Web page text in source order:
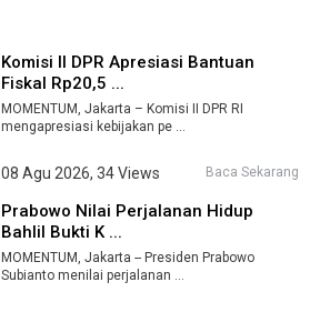
Komisi II DPR Apresiasi Bantuan
Fiskal Rp20,5 ...
MOMENTUM, Jakarta – Komisi II DPR RI
mengapresiasi kebijakan pe ...
08 Agu 2026, 34 Views Baca Sekarang
Prabowo Nilai Perjalanan Hidup
Bahlil Bukti K ...
MOMENTUM, Jakarta -- Presiden Prabowo
Subianto menilai perjalanan ...